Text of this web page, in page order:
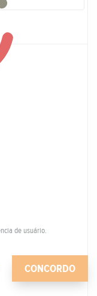
de usuário.
CONCORDO